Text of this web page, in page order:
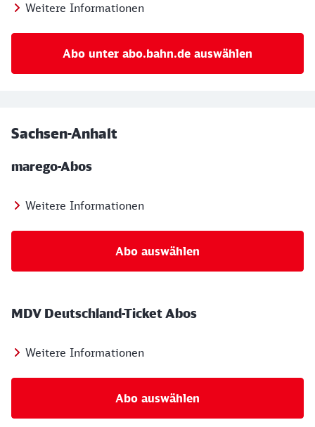
Weitere Informationen
Abo unter abo.bahn.de auswählen
Sachsen-Anhalt
marego-Abos
Weitere Informationen
Abo auswählen
MDV Deutschland-Ticket Abos
Weitere Informationen
Abo auswählen